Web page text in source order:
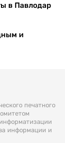
в Павлодар
и
печатного
информации и